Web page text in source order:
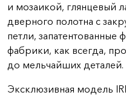
и мозаикой, глянцевый
дверного полотна с
петли,
фабрики, как всегда,
до мельчайших деталей.
Эксклюзивная модель